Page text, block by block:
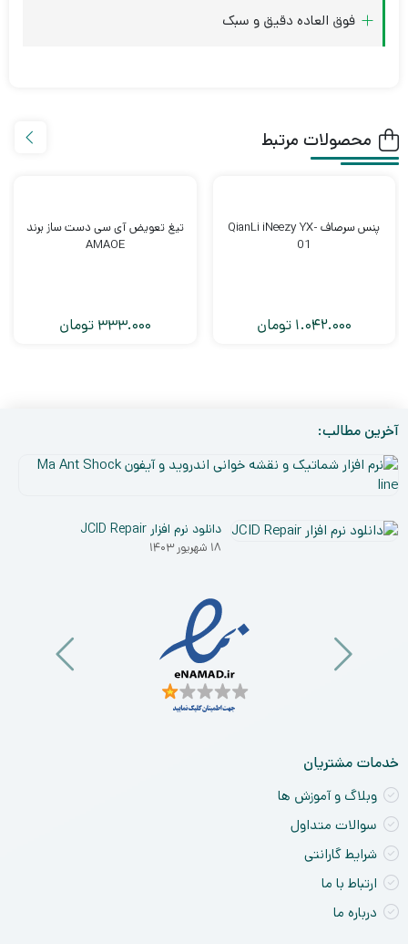
فوق العاده دقیق و سبک
محصولات مرتبط
پنس سرصاف QianLi iNeezy YX-
01
1.042.000 تومان
تیغ تعویض آی سی دست ساز برند
AMAOE
333.000 تومان
آخرین مطالب:
دانلود نرم افزار JCID Repair
۱۸ شهریور ۱۴۰۳
خدمات مشتریان
وبلاگ و آموزش ها
سوالات متداول
شرایط گارانتی
ارتباط با ما
درباره ما